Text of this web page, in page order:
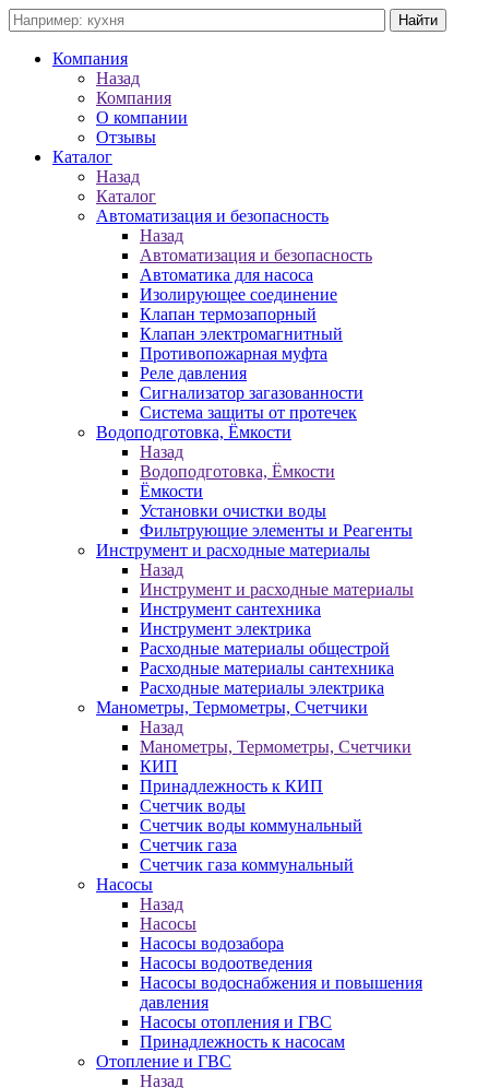
Компания
Назад
Компания
О компании
Отзывы
Каталог
Назад
Каталог
Автоматизация и безопасность
Назад
Автоматизация и безопасность
Автоматика для насоса
Изолирующее соединение
Клапан термозапорный
Клапан электромагнитный
Противопожарная муфта
Реле давления
Сигнализатор загазованности
Система защиты от протечек
Водоподготовка, Ёмкости
Назад
Водоподготовка, Ёмкости
Ёмкости
Установки очистки воды
Фильтрующие элементы и Реагенты
Инструмент и расходные материалы
Назад
Инструмент и расходные материалы
Инструмент сантехника
Инструмент электрика
Расходные материалы общестрой
Расходные материалы сантехника
Расходные материалы электрика
Манометры, Термометры, Счетчики
Назад
Манометры, Термометры, Счетчики
КИП
Принадлежность к КИП
Счетчик воды
Счетчик воды коммунальный
Счетчик газа
Счетчик газа коммунальный
Насосы
Назад
Насосы
Насосы водозабора
Насосы водоотведения
Насосы водоснабжения и повышения
давления
Насосы отопления и ГВС
Принадлежность к насосам
Отопление и ГВС
Назад